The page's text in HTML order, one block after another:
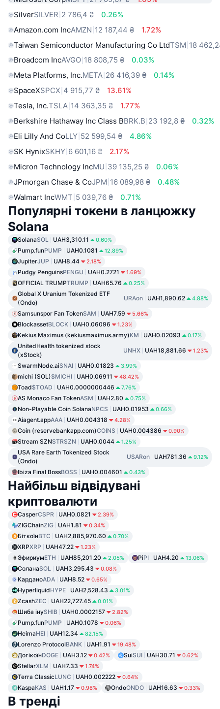
SilverSILVER 2 786,4 ₴
0.26%
Amazon.com IncAMZN 12 187,44 ₴
1.72%
Taiwan Semiconductor Manufacturing Co LtdTSM 18
Broadcom IncAVGO 18 808,75 ₴
0.03%
Meta Platforms, Inc.META 26 416,39 ₴
0.14%
SpaceXSPCX 4 915,77 ₴
13.61%
Tesla, Inc.TSLA 14 363,35 ₴
1.77%
Berkshire Hathaway Inc Class BBRK.B 23 192,8 ₴
0.32%
Eli Lilly And CoLLY 52 599,54 ₴
4.86%
SK HynixSKHY 6 601,16 ₴
2.17%
Micron Technology IncMU 39 135,25 ₴
0.06%
JPmorgan Chase & CoJPM 16 089,98 ₴
0.48%
Walmart IncWMT 5 039,76 ₴ 0.71%
Популярні токени в ланцюжку
Solana
SolanaSOL UAH3,310.11 0.60%
Pump.funPUMP UAH0.1081 12.89%
JupiterJUP UAH8.44 2.18%
Pudgy PenguinsPENGU UAH0.2721 1.69%
OFFICIAL TRUMPTRUMP UAH65.76 0.25%
Global X Uranium Tokenized ETF
(Ondo)
URAon UAH1,890.62 4.88%
Samsunspor Fan TokenSAM UAH7.59 5.66%
BlockassetBLOCK UAH0.06096 1.23%
Kekius Maximus (kekiusmaximus.army)KM UAH0.02093 0.17%
UnitedHealth tokenized stock
(xStock)
UNHX UAH18,881.66 1.23%
SwarmNode.aiSNAI UAH0.01823 3.99%
michi (SOL)$MICHI UAH0.06911 48.42%
Toad$TOAD UAH0.0000000446 7.76%
AS Monaco Fan TokenASM UAH2.80 0.75%
Non-Playable Coin SolanaNPCS UAH0.01953 0.66%
Aiagent.appAAA UAH0.004318 4.28%
Coin (reservebankapp.com)COINS UAH0.004386 0.90%
Stream SZNSTRSZN UAH0.0044 1.25%
USA Rare Earth Tokenized Stock
(Ondo)
USARon UAH781.36 9.12%
Ibiza Final BossBOSS UAH0.004601 0.43%
Найбільш відвідувані
криптовалюти
CasperCSPR UAH0.0821 2.39%
ZIGChainZIG UAH1.81 0.34%
БіткоїнBTC UAH2,885,970.60 0.70%
XRPXRP UAH47.22 1.23%
ЭфириумETH UAH85,201.20 2.05% PiPI UAH4.20 13.06%
СоланаSOL UAH3,295.43 0.08%
КарданоADA UAH8.52 0.65%
HyperliquidHYPE UAH2,528.43 3.01%
ZcashZEC UAH22,727.45 0.01%
Шиба інуSHIB UAH0.0002157 2.82%
Pump.funPUMP UAH0.1078 0.06%
HeimaHEI UAH12.34 82.15%
Lorenzo ProtocolBANK UAH1.91 19.48%
ДогікоїнDOGE UAH3.12 0.42% SuiSUI UAH30.71 0.62%
StellarXLM UAH7.33 1.74%
Terra ClassicLUNC UAH0.002222 0.64%
KaspaKAS UAH1.17 0.98% OndoONDO UAH16.63 0.33%
В тренді